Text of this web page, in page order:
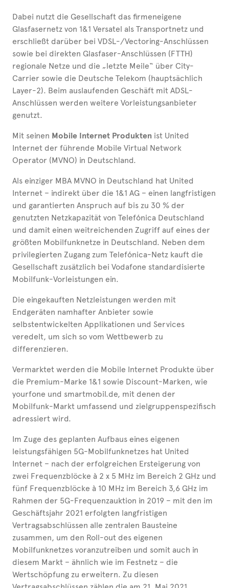
Dabei nutzt die Gesellschaft das firmeneigene
Glasfasernetz von 1&1 Versatel als Transportnetz und
erschließt darüber bei VDSL-/Vectoring-Anschlüssen
sowie bei direkten Glasfaser-Anschlüssen (FTTH)
regionale Netze und die „letzte Meile“ über City-
Carrier sowie die Deutsche Telekom (hauptsächlich
Layer-2). Beim auslaufenden Geschäft mit ADSL-
Anschlüssen werden weitere Vorleistungsanbieter
genutzt.
Mit seinen Mobile Internet Produkten ist United
Internet der führende Mobile Virtual Network
Operator (MVNO) in Deutschland.
Als einziger MBA MVNO in Deutschland hat United
Internet – indirekt über die 1&1 AG – einen langfristigen
und garantierten Anspruch auf bis zu 30 % der
genutzten Netzkapazität von Telefónica Deutschland
und damit einen weitreichenden Zugriff auf eines der
größten Mobilfunknetze in Deutschland. Neben dem
privilegierten Zugang zum Telefónica-Netz kauft die
Gesellschaft zusätzlich bei Vodafone standardisierte
Mobilfunk-Vorleistungen ein.
Die eingekauften Netzleistungen werden mit
Endgeräten namhafter Anbieter sowie
selbstentwickelten Applikationen und Services
veredelt, um sich so vom Wettbewerb zu
differenzieren.
Vermarktet werden die Mobile Internet Produkte über
die Premium-Marke 1&1 sowie Discount-Marken, wie
yourfone und smartmobil.de, mit denen der
Mobilfunk-Markt umfassend und zielgruppenspezifisch
adressiert wird.
Im Zuge des geplanten Aufbaus eines eigenen
leistungsfähigen 5G-Mobilfunknetzes hat United
Internet – nach der erfolgreichen Ersteigerung von
zwei Frequenzblöcke à 2 x 5 MHz im Bereich 2 GHz und
fünf Frequenzblöcke à 10 MHz im Bereich 3,6 GHz im
Rahmen der 5G-Frequenzauktion in 2019 – mit den im
Geschäftsjahr 2021 erfolgten langfristigen
Vertragsabschlüssen alle zentralen Bausteine
zusammen, um den Roll-out des eigenen
Mobilfunknetzes voranzutreiben und somit auch in
diesem Markt – ähnlich wie im Festnetz – die
Wertschöpfung zu erweitern. Zu diesen